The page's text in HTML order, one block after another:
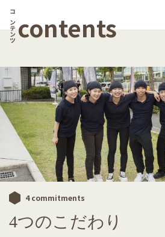
コンテンツcontents
4 commitments
4つのこだわり